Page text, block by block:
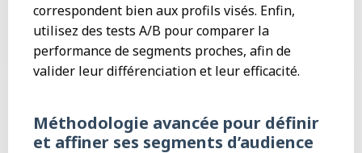
correspondent bien aux profils visés. Enfin,
utilisez des tests A/B pour comparer la
performance de segments proches, afin de
valider leur différenciation et leur efficacité.
Méthodologie avancée pour définir
et affiner ses segments d’audience